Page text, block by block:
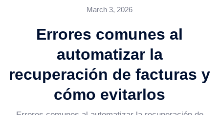
March 3, 2026
Errores comunes al
automatizar la
recuperación de facturas y
cómo evitarlos